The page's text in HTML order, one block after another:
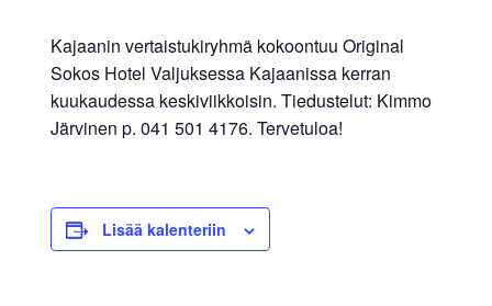
Kajaanin vertaistukiryhmä kokoontuu Original
Sokos Hotel Valjuksessa Kajaanissa kerran
kuukaudessa keskiviikkoisin. Tiedustelut: Kimmo
Järvinen p. 041 501 4176. Tervetuloa!
Lisää kalenteriin